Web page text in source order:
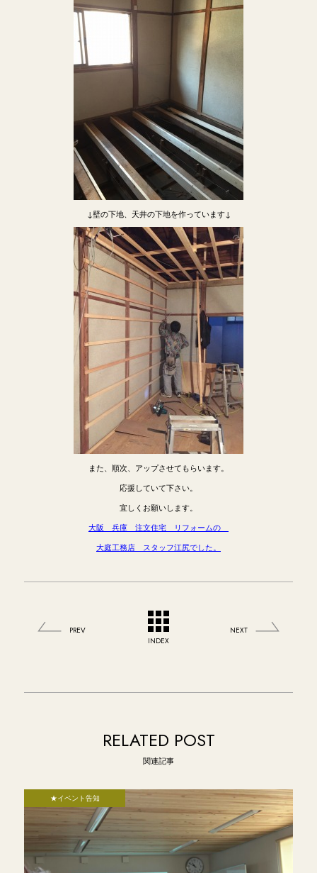
↓壁の下地、天井の下地を作っています↓
また、順次、アップさせてもらいます。
応援していて下さい。
宜しくお願いします。
大阪 兵庫 注文住宅 リフォームの
大庭工務店 スタッフ江尻でした。
PREV
INDEX
NEXT
RELATED POST
関連記事
★イベント告知